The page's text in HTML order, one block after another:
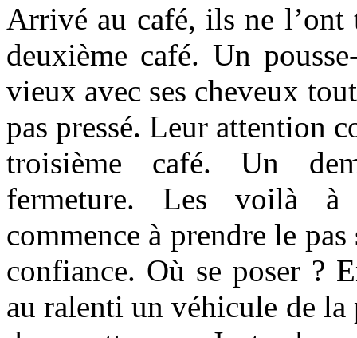
Arrivé au café, ils ne l’ont
deuxième café. Un
vieux avec ses cheveux
pas pressé. Leur attention
troisième café. Un
fermeture. Les voilà à
commence à prendre le
confiance. Où se poser ?
au ralenti un véhicule de